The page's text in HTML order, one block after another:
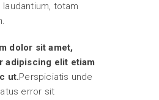
totam
dolor sit amet,
adipiscing elit etiam
ut.Perspiciatis unde
error sit